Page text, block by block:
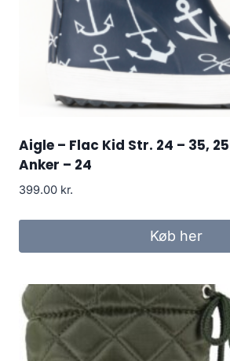
Aigle – Flac Kid Str. 24 – 35,
Anker – 24
399.00 kr.
Køb her